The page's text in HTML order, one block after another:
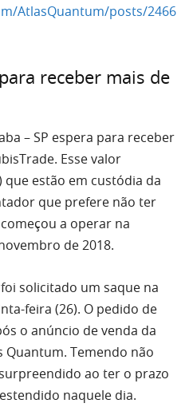
AtlasQuantum/posts/2466
receber mais de
– SP espera para receber
Esse valor
que estão em custódia da
que prefere não ter
a operar na
de 2018.
solicitado um saque na
feira (26). O pedido de
o anúncio de venda da
Quantum. Temendo não
ao ter o prazo
naquele dia.